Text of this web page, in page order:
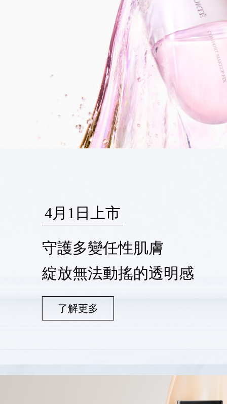
4月1日上市
守護多變任性肌膚
綻放無法動搖的透明感
了解更多